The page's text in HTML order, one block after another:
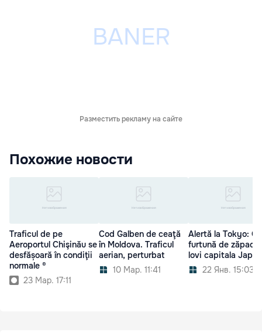
Разместить рекламу на сайте
Похожие новости
Traficul de pe
Aeroportul Chişinău se
desfășoară în condiţii
normale ®
23 Мар. 17:11
Cod Galben de ceaţă
în Moldova. Traficul
aerian, perturbat
10 Мар. 11:41
Alertă la Tokyo: O
furtună de zăpadă
lovi capitala
22 Янв. 15:03